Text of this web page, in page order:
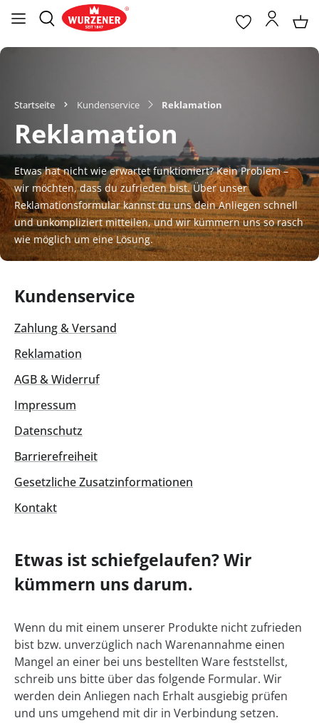
Startseite Kundenservice Reklamation
Reklamation
Etwas hat nicht wie erwartet funktioniert? Kein Problem –
wir möchten, dass du zufrieden bist. Über unser
Reklamationsformular kannst du uns dein Anliegen schnell
und unkompliziert mitteilen, und wir kümmern uns so rasch
wie möglich um eine Lösung.
Kundenservice
Zahlung & Versand
Reklamation
AGB & Widerruf
Impressum
Datenschutz
Barrierefreiheit
Gesetzliche Zusatzinformationen
Kontakt
Etwas ist schiefgelaufen? Wir
kümmern uns darum.
Wenn du mit einem unserer Produkte nicht zufrieden
bist bzw. unverzüglich nach Warenannahme einen
Mangel an einer bei uns bestellten Ware feststellst,
schreib uns bitte über das folgende Formular. Wir
werden dein Anliegen nach Erhalt ausgiebig prüfen
und uns umgehend mit dir in Verbindung setzen.